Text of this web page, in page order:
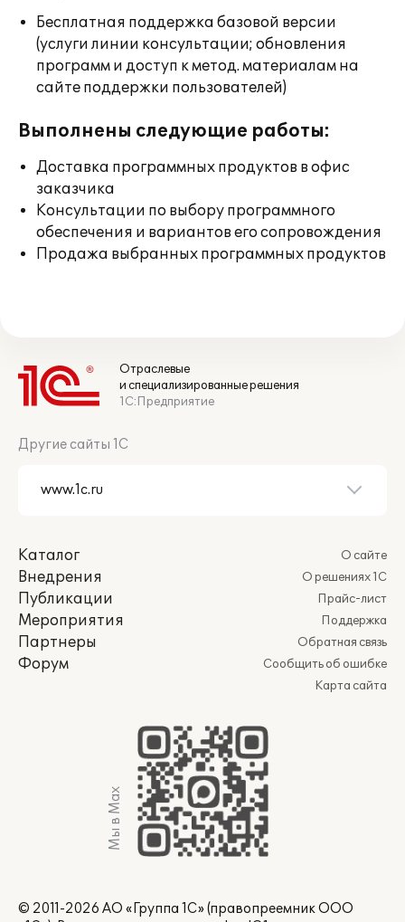
Бесплатная поддержка базовой версии
(услуги линии консультации; обновления
программ и доступ к метод. материалам на
сайте поддержки пользователей)
Выполнены следующие работы:
Доставка программных продуктов в офис
заказчика
Консультации по выбору программного
обеспечения и вариантов его сопровождения
Продажа выбранных программных продуктов
Отраслевые
и специализированные решения
1С:Предприятие
Другие сайты 1С
Каталог
Внедрения
Публикации
Мероприятия
Партнеры
Форум
О сайте
О решениях 1С
Прайс-лист
Поддержка
Обратная связь
Сообщить об ошибке
Карта сайта
Мы в Max
© 2011-2026 АО «Группа 1С» (правопреемник ООО